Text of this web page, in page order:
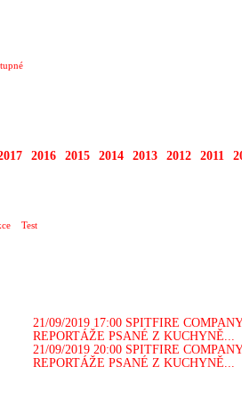
2016 2015 2014 2013 2012 2011
Test
21/09/2019 17:00 SPITFIRE
REPORTÁŽE PSANÉ Z KUCHYNĚ...
21/09/2019 20:00 SPITFIRE
REPORTÁŽE PSANÉ Z KUCHYNĚ...